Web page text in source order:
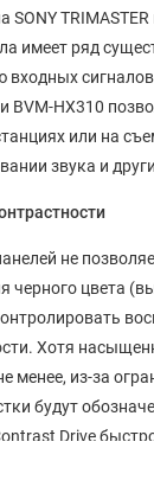
SONY
имеет ряд
входных
BVM-HX310
или на
звука и
не
цвета
Хотя
менее, из-за
будут
Drive